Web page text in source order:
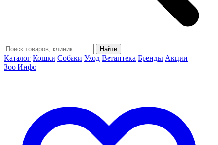
Найти
Каталог Кошки Собаки Уход Ветаптека Бренды Акции
Зоо Инфо